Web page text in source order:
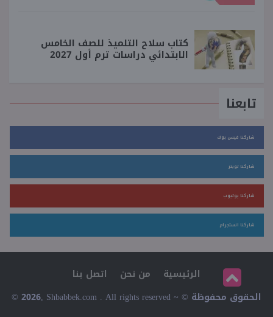
كتاب سلاح التلميذ للصف الخامس
الابتدائي دراسات ترم أول 2027
تابعنا
شاركنا فيس بوك
شاركنا تويتر
شاركنا يوتيوب
شاركنا انستجرام
الرئيسية من نحن
اتصل بنا
© 2026, Shbabbek.com . All rights reserved ~ © الحقوق محفوظة